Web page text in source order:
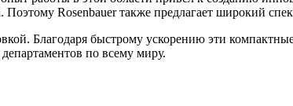
Rosenbauer также предлагает широкий
Благодаря быстрому ускорению эти
по всему миру.